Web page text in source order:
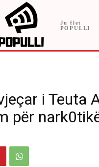
Ju flet
POPULLI
i Teuta
për